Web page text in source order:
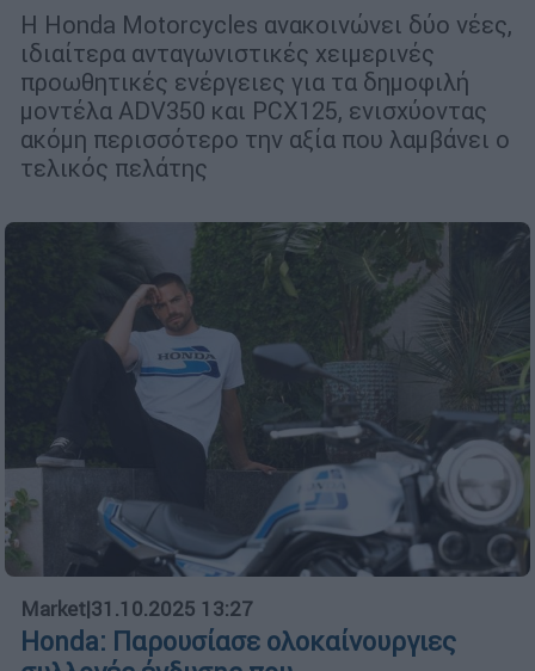
Η Honda Motorcycles ανακοινώνει δύο νέες,
ιδιαίτερα ανταγωνιστικές χειμερινές
προωθητικές ενέργειες για τα δημοφιλή
μοντέλα ADV350 και PCX125, ενισχύοντας
ακόμη περισσότερο την αξία που λαμβάνει ο
τελικός πελάτης
Market|31.10.2025 13:27
Honda: Παρουσίασε ολοκαίνουργιες